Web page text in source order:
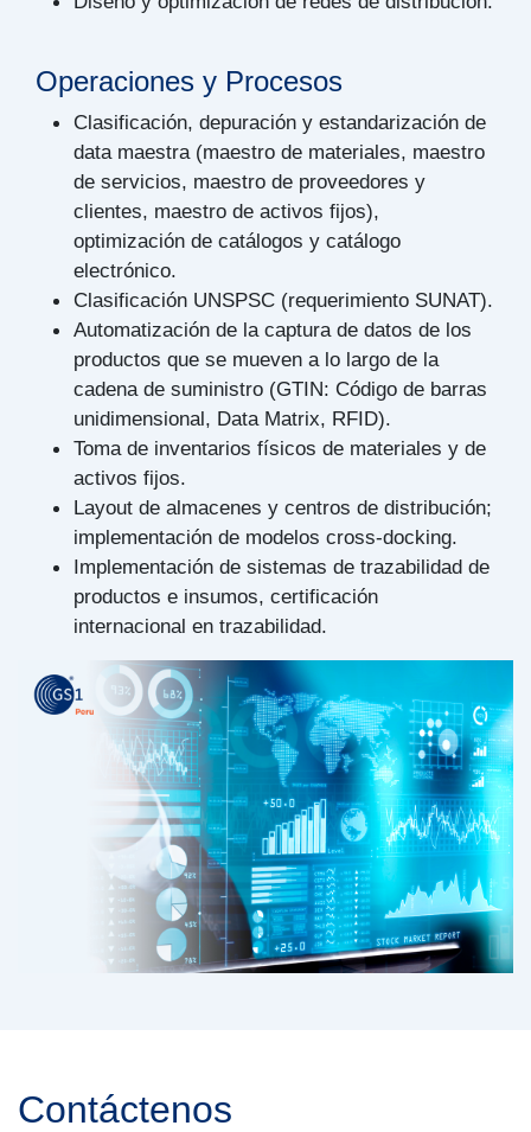
Operaciones y Procesos
Clasificación, depuración y estandarización de
data maestra (maestro de materiales, maestro
de servicios, maestro de proveedores y
clientes, maestro de activos fijos),
optimización de catálogos y catálogo
electrónico.
Clasificación UNSPSC (requerimiento SUNAT).
Automatización de la captura de datos de los
productos que se mueven a lo largo de la
cadena de suministro (GTIN: Código de barras
unidimensional, Data Matrix, RFID).
Toma de inventarios físicos de materiales y de
activos fijos.
Layout de almacenes y centros de distribución;
implementación de modelos cross-docking.
Implementación de sistemas de trazabilidad de
productos e insumos, certificación
internacional en trazabilidad.
Contáctenos